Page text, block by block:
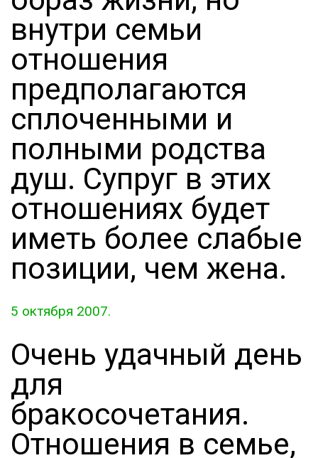
внутри семьи
отношения
предполагаются
сплоченными и
полными родства
душ. Супруг в этих
отношениях будет
иметь более слабые
позиции, чем жена.
5 октября 2007.
Очень удачный день
для
бракосочетания.
Отношения в семье,